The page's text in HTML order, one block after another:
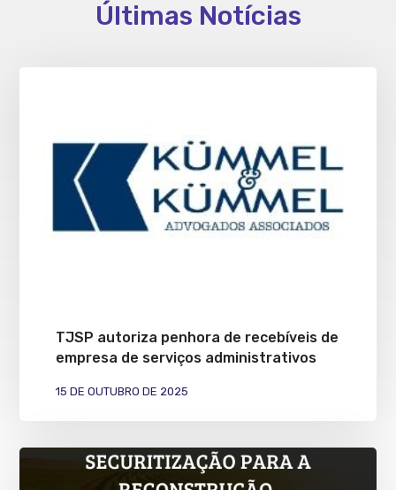
Últimas Notícias
TJSP autoriza penhora de recebíveis de
empresa de serviços administrativos
15 DE OUTUBRO DE 2025